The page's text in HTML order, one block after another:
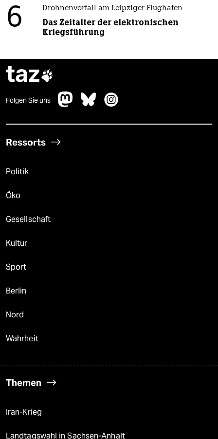
6 Drohnenvorfall am Leipziger Flughafen
Das Zeitalter der elektronischen
Kriegsführung
taz
Folgen Sie uns
Ressorts
Politik
Öko
Gesellschaft
Kultur
Sport
Berlin
Nord
Wahrheit
Themen
Iran-Krieg
Landtagswahl in Sachsen-Anhalt